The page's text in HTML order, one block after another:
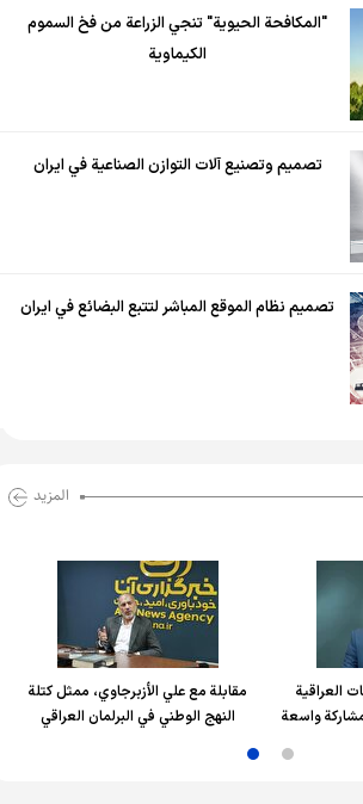
"المكافحة الحيوية" تنجي الزراعة من فخ السموم
الكيماوية
تصميم وتصنيع آلات التوازن الصناعية في ايران
تصميم نظام الموقع المباشر لتتبع البضائع في ايران
المزید
العراقية
واسعة
مقابلة مع علي الأزبرجاوي، ممثل كتلة
النهج الوطني في البرلمان العراقي